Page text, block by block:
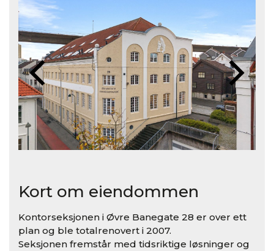
Kort om eiendommen
Kontorseksjonen i Øvre Banegate 28 er over ett
plan og ble totalrenovert i 2007.
Seksjonen fremstår med tidsriktige løsninger og